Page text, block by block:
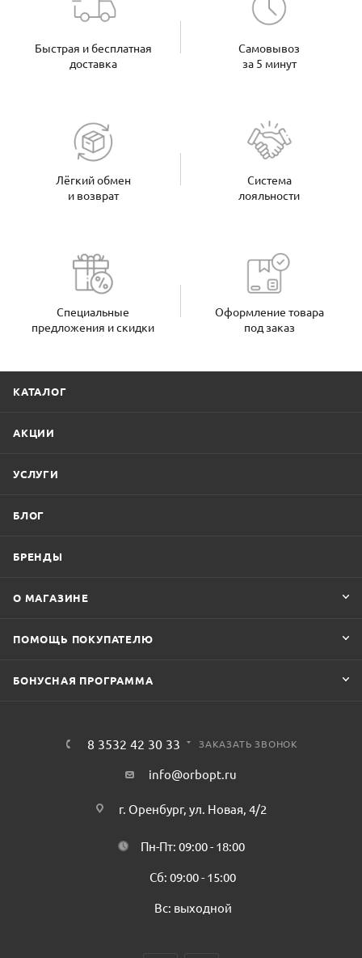
Быстрая и бесплатная
доставка
Самовывоз
за 5 минут
Лёгкий обмен
и возврат
Система
лояльности
Специальные
предложения и скидки
Оформление товара
под заказ
КАТАЛОГ
АКЦИИ
УСЛУГИ
БЛОГ
БРЕНДЫ
О МАГАЗИНЕ
ПОМОЩЬ ПОКУПАТЕЛЮ
БОНУСНАЯ ПРОГРАММА
8 3532 42 30 33 ЗАКАЗАТЬ ЗВОНОК
info@orbopt.ru
г. Оренбург, ул. Новая, 4/2
Пн-Пт: 09:00 - 18:00
Сб: 09:00 - 15:00
Вс: выходной